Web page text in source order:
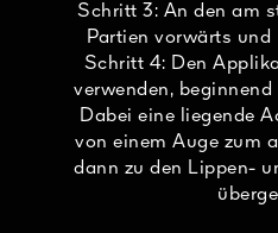
Schritt 3: An den am
Partien vorwärts
Schritt 4: Den
verwenden,
Dabei eine liegende
von einem Auge zum
dann zu den Lippen-